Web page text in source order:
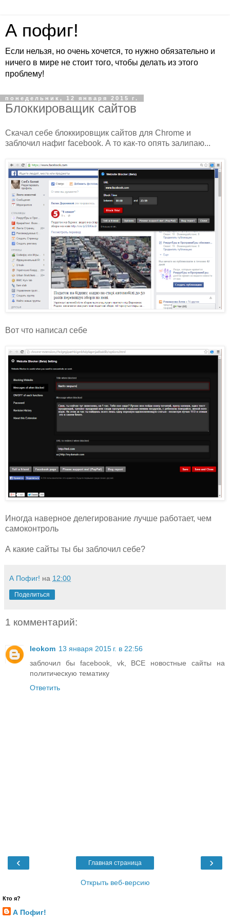
А пофиг!
Если нельзя, но очень хочется, то нужно обязательно и
ничего в мире не стоит того, чтобы делать из этого
проблему!
понедельник, 12 января 2015 г.
Блоккироващик сайтов
Скачал себе блоккировщик сайтов для Chrome и
заблочил нафиг facebook. А то как-то опять залипаю...
Вот что написал себе
Иногда наверное делегирование лучше работает, чем
самоконтроль
А какие сайты ты бы заблочил себе?
А Пофиг! на 12:00
Поделиться
1 комментарий:
leokom 13 января 2015 г. в 22:56
заблочил бы facebook, vk, ВСЕ новостные сайты на
политическую тематику
Ответить
‹ ›
Главная страница
Открыть веб-версию
Кто я?
А Пофиг!